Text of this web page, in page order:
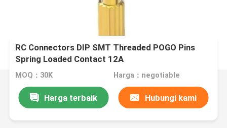
RC Connectors DIP SMT Threaded POGO Pins
Spring Loaded Contact 12A
MOQ：30K Harga：negotiable
Harga terbaik Hubungi kami